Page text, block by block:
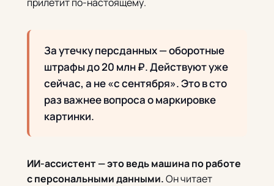
За утечку персданных — оборотные
штрафы до 20 млн ₽. Действуют уже
сейчас, а не «с сентября». Это в сто
раз важнее вопроса о маркировке
картинки.
ИИ-ассистент — это ведь машина по работе
с персональными данными.Он читает